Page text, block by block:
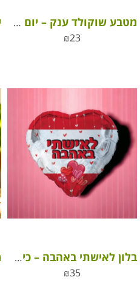
מטבע שוקולד ענק – יום המשפחה שמח מבית ROY שוקולד
₪23
בלון לאישתי באהבה – כיתוב אחר אהבה
₪35